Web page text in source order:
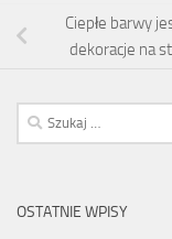
Ciepłe barwy
dekoracje na
Szukaj:
OSTATNIE WPISY